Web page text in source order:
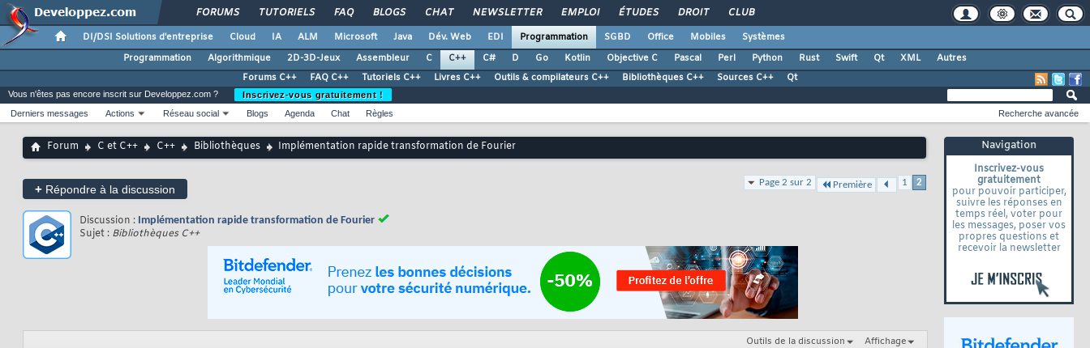
FORUMS TUTORIELS FAQ BLOGS CHAT NEWSLETTER EMPLOI ÉTUDES DROIT CLUB
DI/DSI Solutions d'entreprise Cloud IA ALM Microsoft Java Dév. Web EDI Programmation SGBD Office Mobiles
Systèmes
Programmation
Algorithmique 2D-3D-Jeux Assembleur C C++ C# D Go Kotlin Objective C Pascal Perl Python Rust Swift Qt XML
Autres
Forums C++
FAQ C++ Tutoriels C++ Livres C++ Outils & compilateurs C++ Bibliothèques C++ Sources C++ Qt
Navigation
Inscrivez-vous
gratuitement
pour pouvoir participer,
suivre les réponses en
temps réel, voter pour
les messages, poser vos
propres questions et
recevoir la newsletter
Vous n'êtes pas encore inscrit sur Developpez.com ?
Inscrivez-vous gratuitement !
Derniers messages
Actions Réseau social Blogs Agenda Chat Règles Recherche avancée
Forum C et C++ C++ Bibliothèques Implémentation rapide transformation de Fourier
+ Répondre à la discussion
Page 2 sur 2 Première 1 2
Discussion : Implémentation rapide transformation de Fourier
Sujet : Bibliothèques C++
Outils de la discussion Affichage